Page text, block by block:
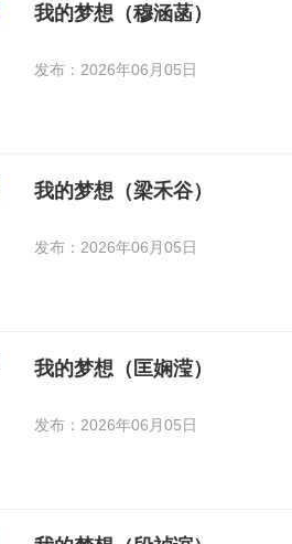
我的梦想（穆涵菡）
发布：2026年06月05日
我的梦想（梁禾谷）
发布：2026年06月05日
我的梦想（匡娴滢）
发布：2026年06月05日